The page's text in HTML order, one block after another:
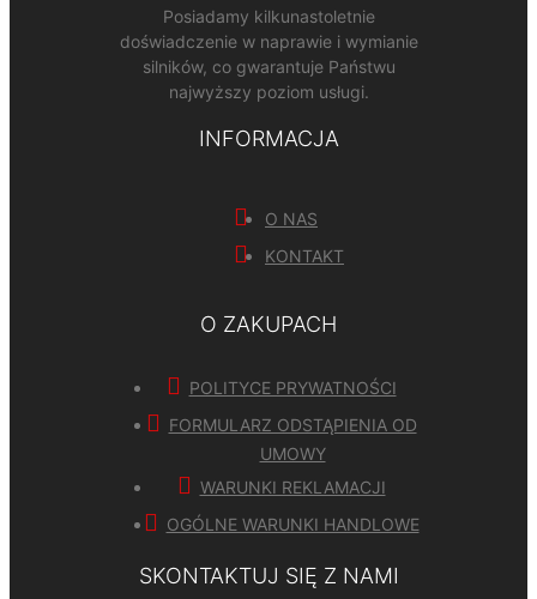
Posiadamy kilkunastoletnie
doświadczenie w naprawie i wymianie
silników, co gwarantuje Państwu
najwyższy poziom usługi.
INFORMACJA
O NAS
KONTAKT
O ZAKUPACH
POLITYCE PRYWATNOŚCI
FORMULARZ ODSTĄPIENIA OD
UMOWY
WARUNKI REKLAMACJI
OGÓLNE WARUNKI HANDLOWE
SKONTAKTUJ SIĘ Z NAMI